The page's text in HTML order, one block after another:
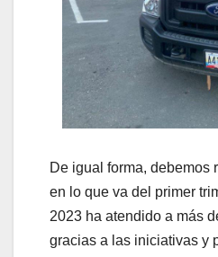
De igual forma, debemos
en lo que va del primer
2023 ha atendido a más
gracias a las iniciativas y